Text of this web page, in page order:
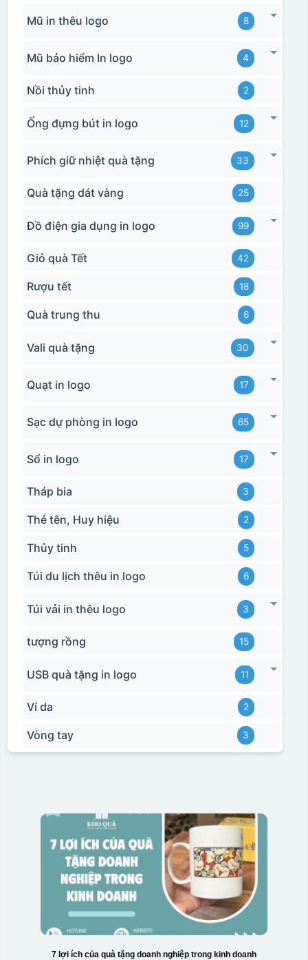
Mũ in thêu logo 8
Mũ bảo hiểm In logo 4
Nồi thủy tinh 2
Ống đựng bút in logo 12
Phích giữ nhiệt quà tặng 33
Quà tặng dát vàng 25
Đồ điện gia dụng in logo 99
Giỏ quà Tết 42
Rượu tết 18
Quà trung thu 6
Vali quà tặng 30
Quạt in logo 17
Sạc dự phòng in logo 65
Sổ in logo 17
Tháp bia 3
Thẻ tên, Huy hiệu 2
Thủy tinh 5
Túi du lịch thêu in logo 6
Túi vải in thêu logo 3
tượng rồng 15
USB quà tặng in logo 11
Ví da 2
Vòng tay 3
7 lợi ích của quà tặng doanh nghiệp trong kinh doanh